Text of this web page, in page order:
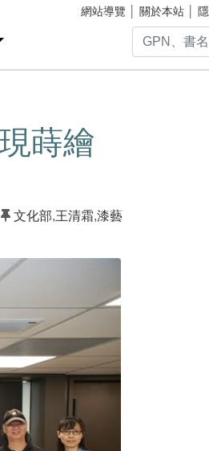
網站導覽 關於本站
蒔繪
文化部,王清霜,漆藝